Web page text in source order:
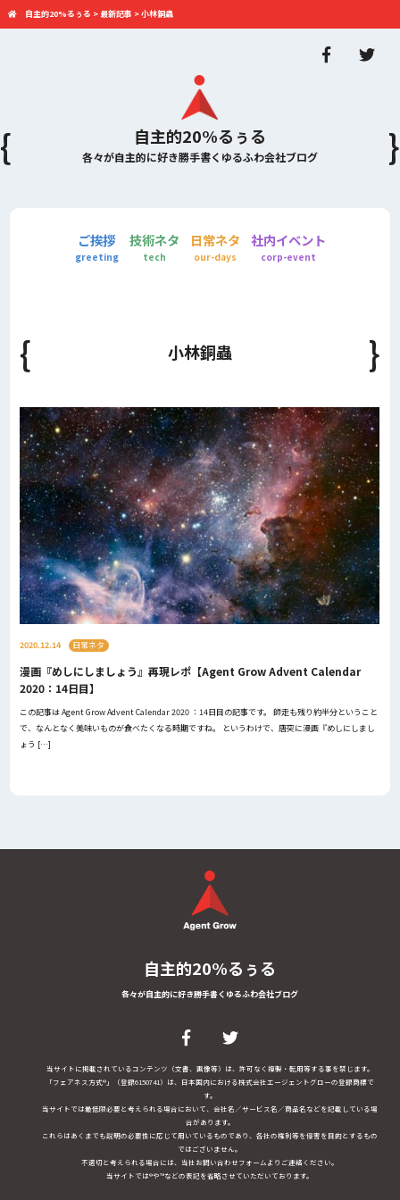
自主的20%るぅる
各々が自主的に好き勝手書くゆるふわ会社ブログ
自主的20%るぅる > 最新記事 >小林銅蟲
ご挨拶
greeting
技術ネタ
tech
日常ネタ
our-days
社内イベント
corp-event
小林銅蟲
2020.12.14 日常ネタ
漫画『めしにしましょう』再現レポ【Agent Grow Advent Calendar
2020：14日目】
この記事は Agent Grow Advent Calendar 2020 ：14日目の記事です。 師走も残り約半分ということ
で、なんとなく美味いものが食べたくなる時期ですね。 というわけで、唐突に漫画『めしにしまし
ょう […]
自主的20%るぅる
各々が自主的に好き勝手書くゆるふわ会社ブログ
当サイトに掲載されているコンテンツ（文書、画像等）は、許可なく複製・転用等する事を禁じます。
「フェアネス方式®」（登録6150741）は、日本国内における株式会社エージェントグローの登録商標で
す。
当サイトでは最低限必要と考えられる場合において、会社名／サービス名／商品名などを記載している場
合があります。
これらはあくまでも説明の必要性に応じて用いているものであり、各社の権利等を侵害を目的とするもの
ではございません。
不適切と考えられる場合には、当社お問い合わせフォームよりご連絡ください。
当サイトでは®や™などの表記を省略させていただいております。